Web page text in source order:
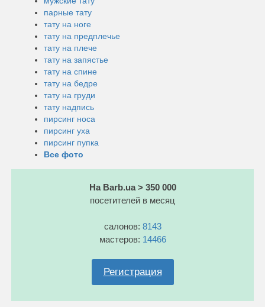
парные тату
тату на ноге
тату на предплечье
тату на плече
тату на запястье
тату на спине
тату на бедре
тату на груди
тату надпись
пирсинг носа
пирсинг уха
пирсинг пупка
Все фото
На Barb.ua > 350 000
посетителей в месяц
салонов: 8143
мастеров: 14466
Регистрация